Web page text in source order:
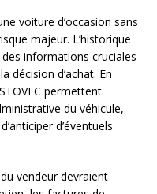
voiture d’occasion sans
majeur. L’historique
informations cruciales
décision d’achat. En
permettent
du véhicule,
d’éventuels
vendeur devraient